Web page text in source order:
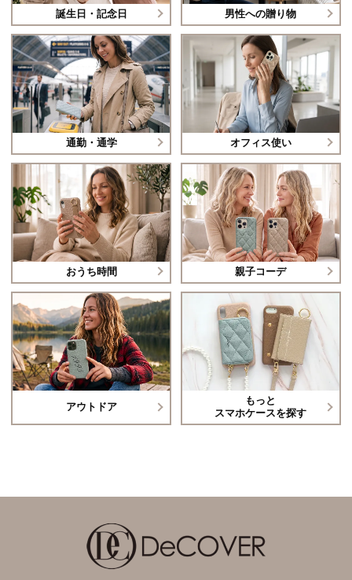
誕生日・記念日 男性への贈り物
通勤・通学 オフィス使い
おうち時間 親子コーデ
アウトドア
もっと
スマホケースを探す